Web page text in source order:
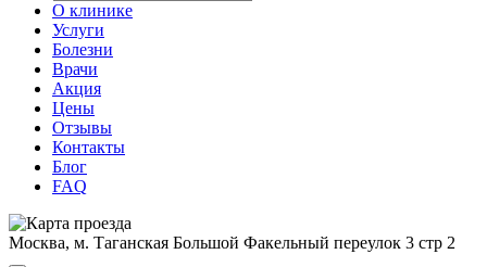
О клинике
Услуги
Болезни
Врачи
Акция
Цены
Отзывы
Контакты
Блог
FAQ
Москва, м. Таганская Большой Факельный переулок 3 стр 2